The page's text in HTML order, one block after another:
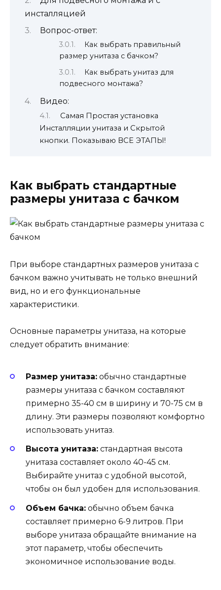
инсталляцией
Вопрос-ответ:
Как выбрать правильный
размер унитаза с бачком?
Как выбрать унитаз для
подвесного монтажа?
Видео:
Самая Простая установка
Инсталляции унитаза и Скрытой
кнопки. Показываю ВСЕ ЭТАПЫ!
Как выбрать стандартные
размеры унитаза с бачком
При выборе стандартных размеров унитаза с
бачком важно учитывать не только внешний
вид, но и его функциональные
характеристики.
Основные параметры унитаза, на которые
следует обратить внимание:
Размер унитаза: обычно стандартные
размеры унитаза с бачком составляют
примерно 35-40 см в ширину и 70-75 см в
длину. Эти размеры позволяют комфортно
использовать унитаз.
Высота унитаза: стандартная высота
унитаза составляет около 40-45 см.
Выбирайте унитаз с удобной высотой,
чтобы он был удобен для использования.
Объем бачка: обычно объем бачка
составляет примерно 6-9 литров. При
выборе унитаза обращайте внимание на
этот параметр, чтобы обеспечить
экономичное использование воды.